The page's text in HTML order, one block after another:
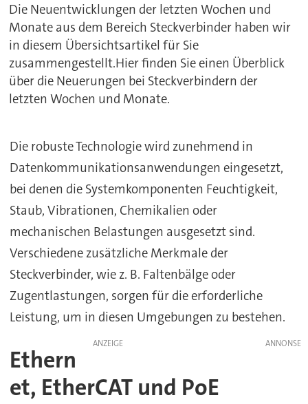
Die Neuentwicklungen der letzten Wochen und
Monate aus dem Bereich Steckverbinder haben wir
in diesem Übersichtsartikel für Sie
zusammengestellt.Hier finden Sie einen Überblick
über die Neuerungen bei Steckverbindern der
letzten Wochen und Monate.
Die robuste Technologie wird zunehmend in
Datenkommunikationsanwendungen eingesetzt,
bei denen die Systemkomponenten Feuchtigkeit,
Staub, Vibrationen, Chemikalien oder
mechanischen Belastungen ausgesetzt sind.
Verschiedene zusätzliche Merkmale der
Steckverbinder, wie z. B. Faltenbälge oder
Zugentlastungen, sorgen für die erforderliche
Leistung, um in diesen Umgebungen zu bestehen.
ANZEIGE
Ethern
et, EtherCAT und PoE